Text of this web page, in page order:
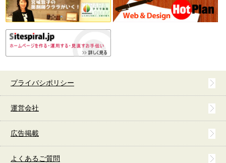
プライバシポリシー
運営会社
広告掲載
よくあるご質問